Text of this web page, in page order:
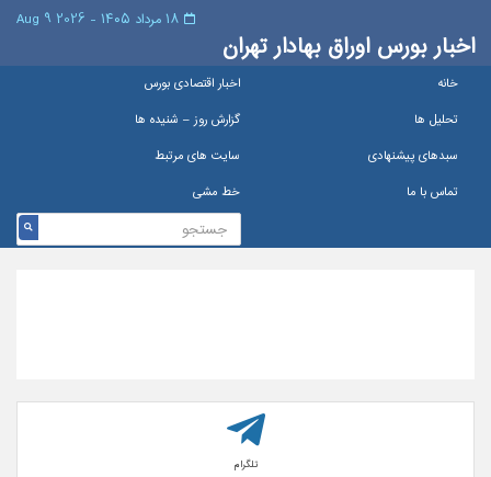
اخبار بورس اوراق بهادار تهران
خانه
اخبار اقتصادی بورس
تحلیل ها
گزارش روز – شنيده ها
سبدهای پیشنهادی
سایت های مرتبط
تماس با ما
خط مشی
تلگرام